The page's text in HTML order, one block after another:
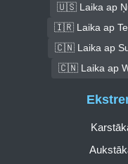
🇺🇸 Laika ap
🇮🇷 Laika ap
🇨🇳 Laika ap
🇨🇳 Laika ap